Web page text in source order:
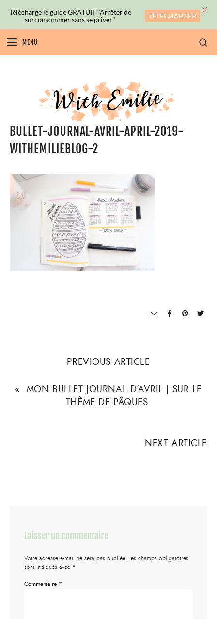
MENU
BULLET-JOURNAL-AVRIL-APRIL-2019-
WITHEMILIEBLOG-2
PREVIOUS ARTICLE
« MON BULLET JOURNAL D’AVRIL | SUR LE
THÈME DE PÂQUES
NEXT ARTICLE
Laisser un commentaire
Votre adresse e-mail ne sera pas publiée. Les champs obligatoires
sont indiqués avec *
Commentaire *
Télécharge le guide GRATUIT "Arrêter de
surconsommer sans se priver"
TÉLÉCHARGER
X